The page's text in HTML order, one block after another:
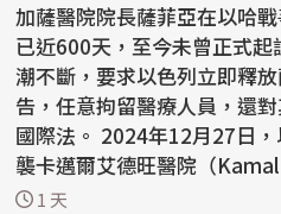
加薩醫院院長薩菲亞在以哈
已近600天，至今未曾正式
潮不斷，要求以色列立即釋
告，任意拘留醫療人員，還
國際法。 2024年12月27日，以色列軍隊在加薩北部突
襲卡邁爾艾德旺醫院（
要求當時的...
1 天